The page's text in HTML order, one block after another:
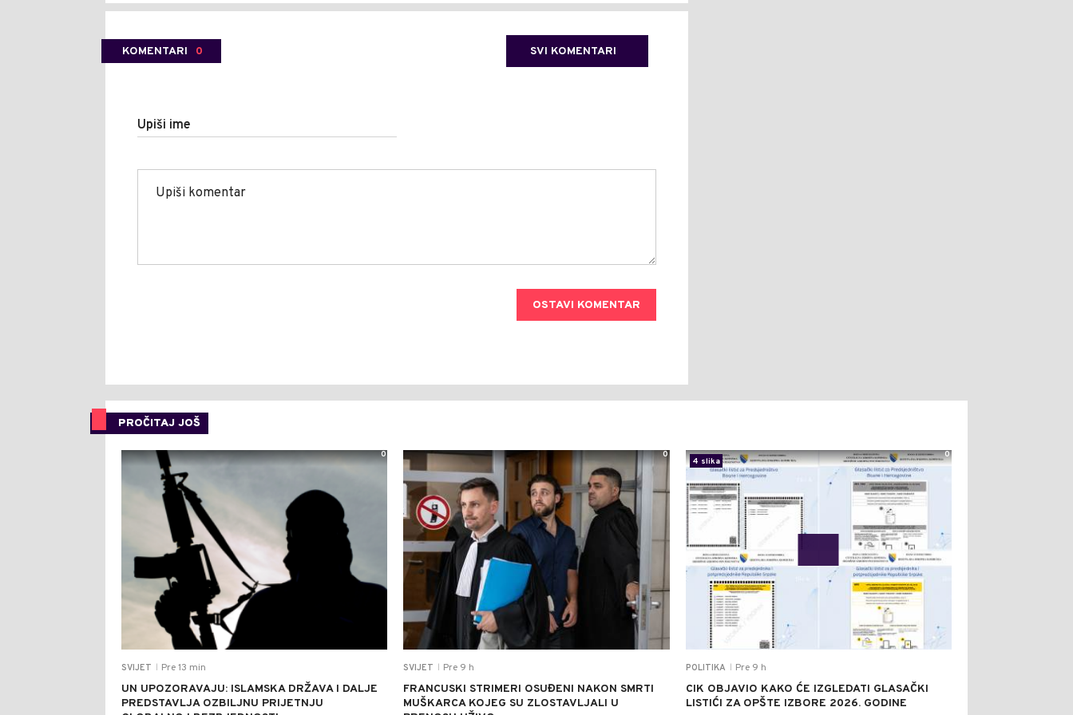
KOMENTARI 0 SVI KOMENTARI
Upiši ime
OSTAVI KOMENTAR
PROČITAJ JOŠ
SVIJET Pre 13 min
UN UPOZORAVAJU: ISLAMSKA DRŽAVA I DALJE
PREDSTAVLJA OZBILJNU PRIJETNJU
0
SVIJET Pre 9 h
FRANCUSKI STRIMERI OSUĐENI NAKON SMRTI
MUŠKARCA KOJEG SU ZLOSTAVLJALI U
0
POLITIKA Pre 9 h
CIK OBJAVIO KAKO ĆE IZGLEDATI GLASAČKI
LISTIĆI ZA OPŠTE IZBORE 2026. GODINE
4 slika
0